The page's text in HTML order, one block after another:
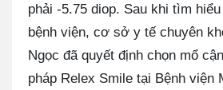
phải -5.75 diop. Sau khi tìm
bệnh viện, cơ sở y tế chuyên
Ngọc đã quyết định chọn mổ
pháp Relex Smile tại Bệnh viện